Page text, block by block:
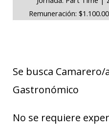
Remuneración:
Se busca Camarero/
Gastronómico
No se requiere